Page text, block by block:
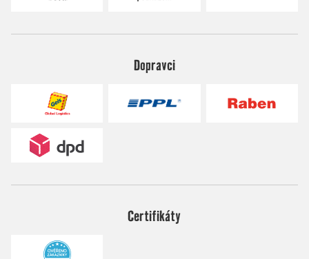
Dopravci
Certifikáty